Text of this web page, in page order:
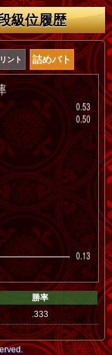
級位履歴
ント 詰めバト
勝率
.333